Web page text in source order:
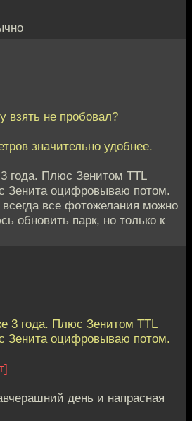
взять не пробовал?
значительно удобнее.
года. Плюс Зенитом TTL
Зенита оцифровываю потом.
все фотожелания можно
обновить парк, но только к
3 года. Плюс Зенитом TTL
Зенита оцифровываю потом.
день и напрасная